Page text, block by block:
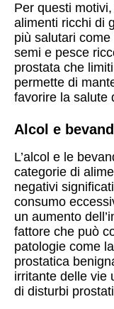
Per questi
alimenti ricchi di
più salutari come
semi e pesce
prostata che
permette di
favorire la salute
Alcol e
L’alcol e le
categorie di
negativi
consumo
un aumento
fattore che può
patologie come
prostatica
irritante delle vie
di disturbi